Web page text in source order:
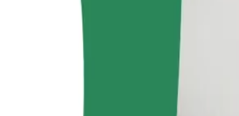
equipaje y para estirar las piernas